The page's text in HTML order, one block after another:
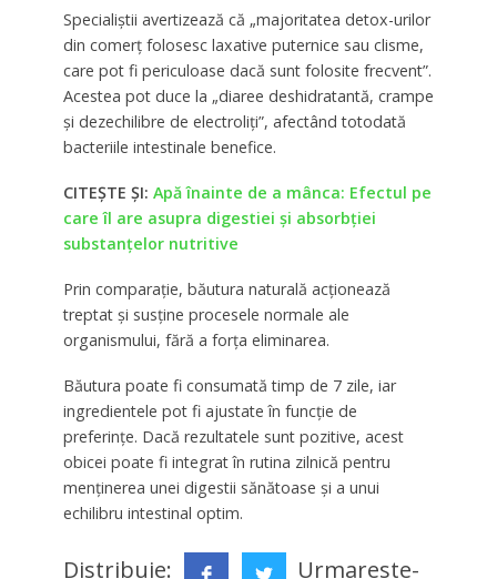
Specialiștii avertizează că „majoritatea detox-urilor
din comerț folosesc laxative puternice sau clisme,
care pot fi periculoase dacă sunt folosite frecvent”.
Acestea pot duce la „diaree deshidratantă, crampe
și dezechilibre de electroliți”, afectând totodată
bacteriile intestinale benefice.
CITEȘTE ȘI: Apă înainte de a mânca: Efectul pe
care îl are asupra digestiei și absorbției
substanțelor nutritive
Prin comparație, băutura naturală acționează
treptat și susține procesele normale ale
organismului, fără a forța eliminarea.
Băutura poate fi consumată timp de 7 zile, iar
ingredientele pot fi ajustate în funcție de
preferințe. Dacă rezultatele sunt pozitive, acest
obicei poate fi integrat în rutina zilnică pentru
menținerea unei digestii sănătoase și a unui
echilibru intestinal optim.
Distribuie:
Urmareste-